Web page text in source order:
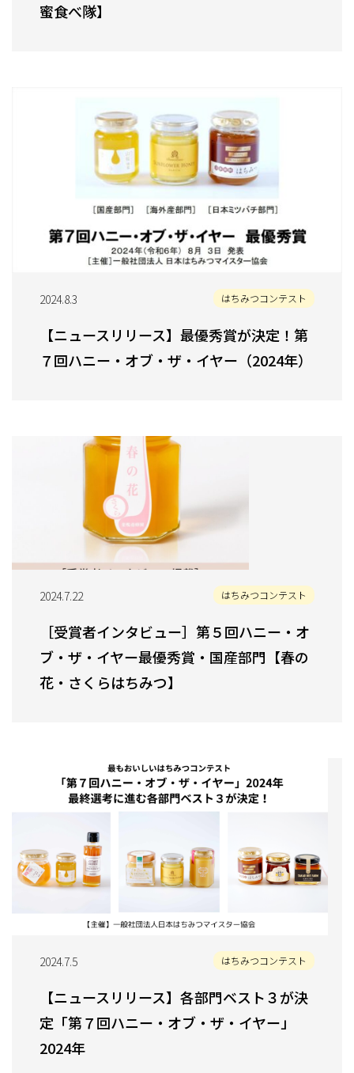
蜜食べ隊】
2024.8.3 はちみつコンテスト
【ニュースリリース】最優秀賞が決定！第
７回ハニー・オブ・ザ・イヤー（2024年）
2024.7.22 はちみつコンテスト
［受賞者インタビュー］第５回ハニー・オ
ブ・ザ・イヤー最優秀賞・国産部門【春の
花・さくらはちみつ】
2024.7.5 はちみつコンテスト
【ニュースリリース】各部門ベスト３が決
定「第７回ハニー・オブ・ザ・イヤー」
2024年